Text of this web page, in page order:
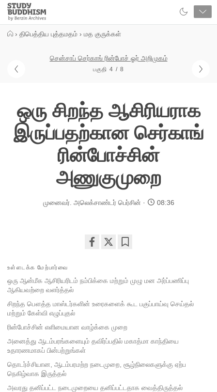
Close
Study
Buddhism
› திபெத்திய புத்தமதம் › மத குருக்கள்
சென்சாப் செர்காங் ரின்போச் ஓர் அறிமுகம்
பகுதி 4 / 8
ஒரு சிறந்த ஆசிரியராக
இருப்பதற்கான செர்காங்
ரின்போச்சின்
அணுகுமுறை
முனைவர். அலெக்சாண்டர் பெர்சின் 08:36
facebook
உள்ளடக்க மேற்பார்வை
ஒரு ஆன்மீக ஆசிரியரிடம் நம்பிக்கை மற்றும் முழு மன அர்ப்பணிப்பு
ஆகியவற்றை வளர்த்தல்
சிறந்த பௌத்த மாஸ்டர்களின் உரைகளைக் கூட பகுப்பாய்வு செய்தல்
மற்றும் கேள்வி எழுப்புதல்
ரின்போச்சின் எளிமையான வாழ்க்கை முறை
அனைத்து ஆடம்பரங்களையும் தவிர்ப்பதில் மகாத்மா காந்தியை
உதாரணமாகப் பின்பற்றுங்கள்
தொடர்ச்சியான, ஆடம்பரமற்ற நடைமுறை, சூழ்நிலைகளுக்கு ஏற்ப
நெகிழ்வாக இருத்தல்
அவரது தனிப்பட்ட நடைமுறையை தனிப்பட்டதாக வைத்திருத்தல்